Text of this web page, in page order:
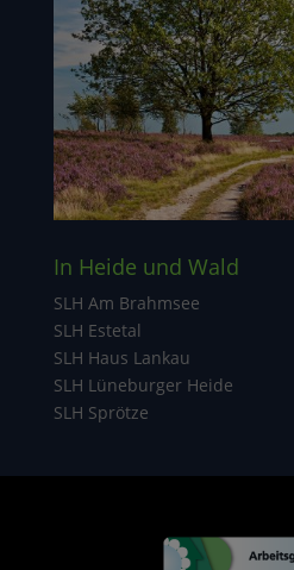
In Heide und Wald
SLH Am Brahmsee
SLH Estetal
SLH Haus Lankau
SLH Lüneburger Heide
SLH Sprötze